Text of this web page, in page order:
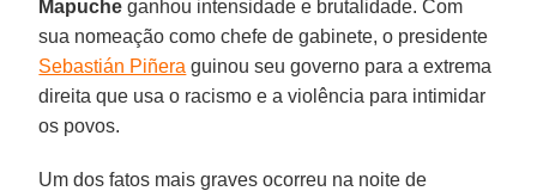
Mapuche ganhou intensidade e brutalidade. Com
sua nomeação como chefe de gabinete, o presidente
Sebastián Piñera guinou seu governo para a extrema
direita que usa o racismo e a violência para intimidar
os povos.
Um dos fatos mais graves ocorreu na noite de